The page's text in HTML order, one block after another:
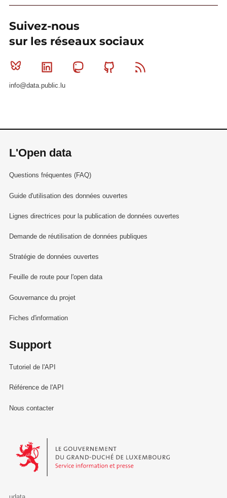
Suivez-nous
sur les réseaux sociaux
Bluesky Linkedin MastodonGithub
info@data.public.lu
L'Open data
Questions fréquentes (FAQ)
Guide d'utilisation des données ouvertes
Lignes directrices pour la publication de données ouvertes
Demande de réutilisation de données publiques
Stratégie de données ouvertes
Feuille de route pour l'open data
Gouvernance du projet
Fiches d'information
Support
Tutoriel de l'API
Référence de l'API
Nous contacter
Le Gouvernement du Grand-Duché de Luxembourg - Service